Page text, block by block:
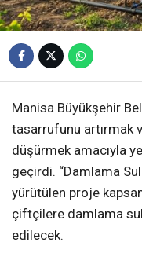
Manisa Büyükşehir
tasarrufunu artırmak
düşürmek amacıyla
geçirdi. “Damlama
yürütülen proje
çiftçilere damlama
edilecek.